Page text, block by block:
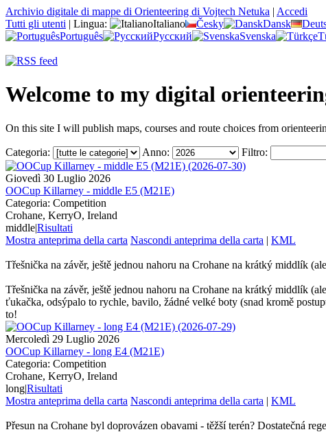
Archivio digitale di mappe di Orienteering di Vojtech Netuka | Accedi
Tutti gli utenti | Lingua: Italiano Česky Dansk
Português
Русский Svenska
Welcome to my digital
On this site I will publish maps, courses and route choices from
Categoria: Anno: Filtro:
Giovedì 30 Luglio 2026
OOCup Killarney - middle E5 (M21E)
Categoria: Competition
Crohane, KerryO, Ireland
middle|Risultati
Mostra anteprima della carta Nascondi anteprima della carta | KML
Třešnička na závěr, ještě jednou nahoru na Crohane na krátký middlík
Třešnička na závěr, ještě jednou nahoru na Crohane na krátký middlík
ťukačka, odsýpalo to rychle, bavilo, žádné velké boty (snad kromě
to!
Mercoledì 29 Luglio 2026
OOCup Killarney - long E4 (M21E)
Categoria: Competition
Crohane, KerryO, Ireland
long|Risultati
Mostra anteprima della carta Nascondi anteprima della carta | KML
Přesun na Crohane byl doprovázen obavami - těžší terén? Dostatečná